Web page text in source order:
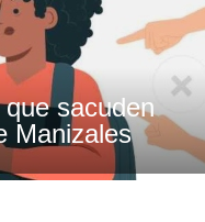
sacuden
Manizales